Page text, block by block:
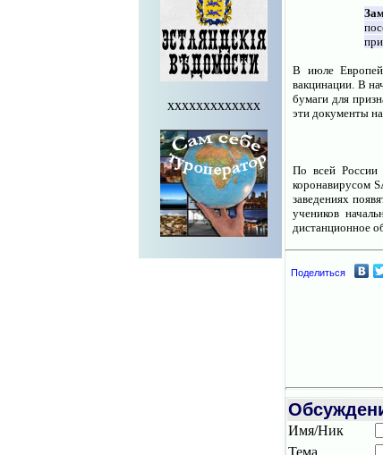
xxxxxxxxxxxxx
В июле
вакцинации. В
бумаги для
эти документы
По всей России
коронавирусом
заведениях
учеников
дистанционное
Поделиться
Имя/Ник
Тема